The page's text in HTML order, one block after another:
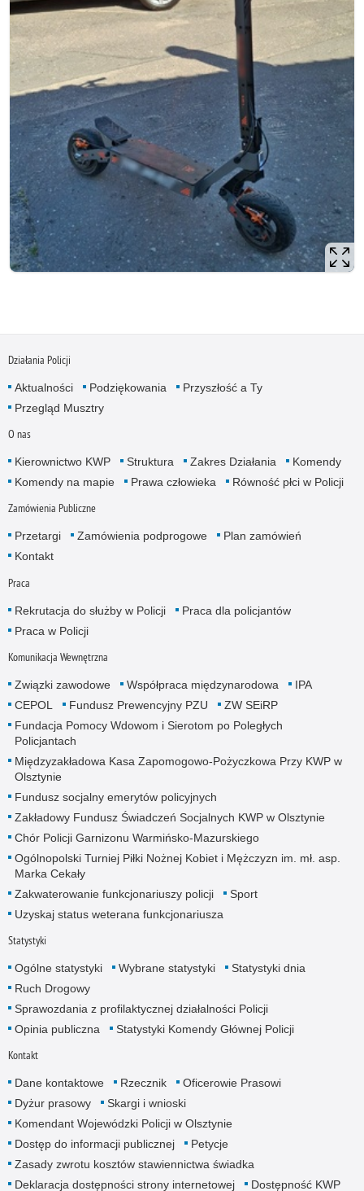
Działania Policji
Aktualności Podziękowania
Przyszłość a Ty
Przegląd Musztry
O nas
Kierownictwo KWP Struktura Zakres Działania
Komendy
Komendy na mapie
Prawa człowieka Równość płci w Policji
Zamówienia Publiczne
Przetargi Zamówienia podprogowe
Plan zamówień
Kontakt
Praca
Rekrutacja do służby w Policji
Praca dla policjantów
Praca w Policji
Komunikacja Wewnętrzna
Związki zawodowe Współpraca międzynarodowa
IPA
CEPOL
Fundusz Prewencyjny PZU
ZW SEiRP
Fundacja Pomocy Wdowom i Sierotom po Poległych
Policjantach
Międzyzakładowa Kasa Zapomogowo-Pożyczkowa Przy KWP w
Olsztynie
Fundusz socjalny emerytów policyjnych
Zakładowy Fundusz Świadczeń Socjalnych KWP w Olsztynie
Chór Policji Garnizonu Warmińsko-Mazurskiego
Ogólnopolski Turniej Piłki Nożnej Kobiet i Mężczyzn im. mł. asp.
Marka Cekały
Zakwaterowanie funkcjonariuszy policji
Sport
Uzyskaj status weterana funkcjonariusza
Statystyki
Ogólne statystyki Wybrane statystyki
Statystyki dnia
Ruch Drogowy
Sprawozdania z profilaktycznej działalności Policji
Opinia publiczna
Statystyki Komendy Głównej Policji
Kontakt
Dane kontaktowe Rzecznik
Oficerowie Prasowi
Dyżur prasowy
Skargi i wnioski
Komendant Wojewódzki Policji w Olsztynie
Dostęp do informacji publicznej
Petycje
Zasady zwrotu kosztów stawiennictwa świadka
Deklaracja dostępności strony internetowej
Dostępność KWP